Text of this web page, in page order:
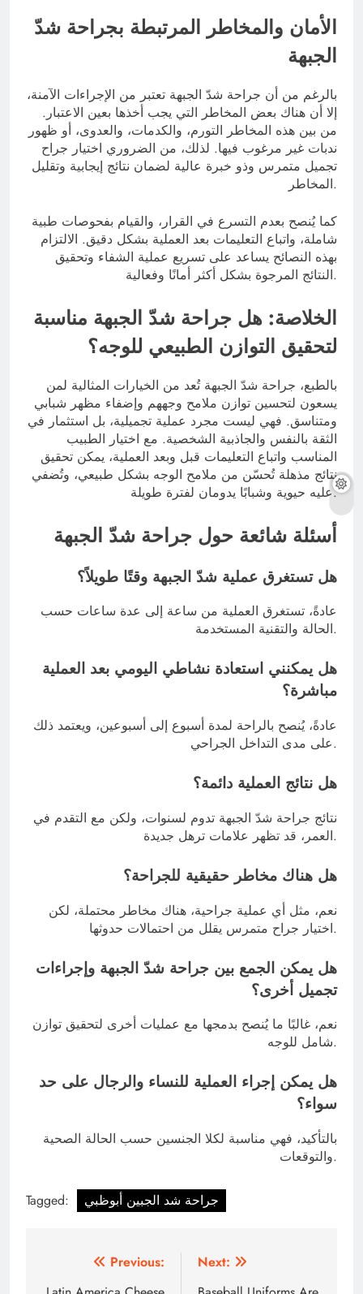
الأمان والمخاطر المرتبطة بجراحة شدّ
الجبهة
بالرغم من أن جراحة شدّ الجبهة تعتبر من الإجراءات الآمنة،
إلا أن هناك بعض المخاطر التي يجب أخذها بعين الاعتبار.
من بين هذه المخاطر التورم، والكدمات، والعدوى، أو ظهور
ندبات غير مرغوب فيها. لذلك، من الضروري اختيار جراح
تجميل متمرس وذو خبرة عالية لضمان نتائج إيجابية وتقليل
المخاطر.
كما يُنصح بعدم التسرع في القرار، والقيام بفحوصات طبية
شاملة، واتباع التعليمات بعد العملية بشكل دقيق. الالتزام
بهذه النصائح يساعد على تسريع عملية الشفاء وتحقيق
النتائج المرجوة بشكل أكثر أمانًا وفعالية.
الخلاصة: هل جراحة شدّ الجبهة مناسبة
لتحقيق التوازن الطبيعي للوجه؟
بالطبع، جراحة شدّ الجبهة تُعد من الخيارات المثالية لمن
يسعون لتحسين توازن ملامح وجههم وإضفاء مظهر شبابي
ومتناسق. فهي ليست مجرد عملية تجميلية، بل استثمار في
الثقة بالنفس والجاذبية الشخصية. مع اختيار الطبيب
المناسب واتباع التعليمات قبل وبعد العملية، يمكن تحقيق
نتائج مذهلة تُحسّن من ملامح الوجه بشكل طبيعي، وتُضفي
عليه حيوية وشبابًا يدومان لفترة طويلة.
أسئلة شائعة حول جراحة شدّ الجبهة
هل تستغرق عملية شدّ الجبهة وقتًا طويلاً؟
عادةً، تستغرق العملية من ساعة إلى عدة ساعات حسب
الحالة والتقنية المستخدمة.
هل يمكنني استعادة نشاطي اليومي بعد العملية
مباشرة؟
عادةً، يُنصح بالراحة لمدة أسبوع إلى أسبوعين، ويعتمد ذلك
على مدى التداخل الجراحي.
هل نتائج العملية دائمة؟
نتائج جراحة شدّ الجبهة تدوم لسنوات، ولكن مع التقدم في
العمر، قد تظهر علامات ترهل جديدة.
هل هناك مخاطر حقيقية للجراحة؟
نعم، مثل أي عملية جراحية، هناك مخاطر محتملة، لكن
اختيار جراح متمرس يقلل من احتمالات حدوثها.
هل يمكن الجمع بين جراحة شدّ الجبهة وإجراءات
تجميل أخرى؟
نعم، غالبًا ما يُنصح بدمجها مع عمليات أخرى لتحقيق توازن
شامل للوجه.
هل يمكن إجراء العملية للنساء والرجال على حد
سواء؟
بالتأكيد، فهي مناسبة لكلا الجنسين حسب الحالة الصحية
والتوقعات.
Tagged: جراحة شد الجبين أبوظبي
Previous:
Next: